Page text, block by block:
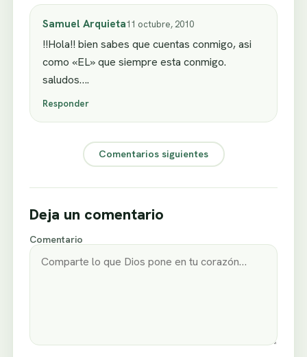
Samuel Arquieta11 octubre, 2010
!!Hola!! bien sabes que cuentas conmigo, asi
como «EL» que siempre esta conmigo.
saludos….
Responder
Comentarios siguientes
Deja un comentario
Comentario